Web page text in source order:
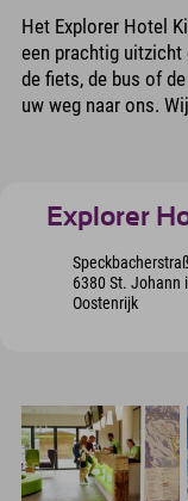
Het Explorer Hotel
een prachtig uitzicht
de fiets, de bus of
uw weg naar ons.
Explorer
6380 St. Johann
Oostenrijk